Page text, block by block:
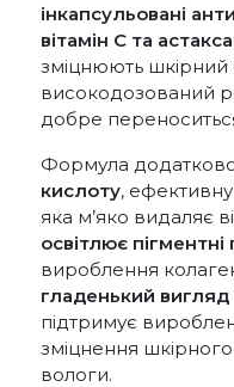
інкапсульовані
вітамін С та
зміцнюють шкірний
високодозований
добре
Формула додатково
кислоту,
яка м’яко видаляє
освітлює
вироблення
гладенький вигляд
підтримує
зміцнення
вологи.